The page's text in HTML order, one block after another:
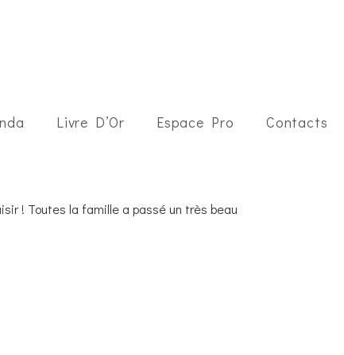
Livre D’Or Espace Pro Contacts
! Toutes la famille a passé un très beau